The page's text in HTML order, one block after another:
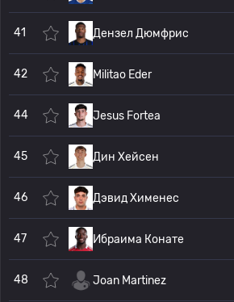
41 Дензел Дюмфрис
42 Militao Eder
44 Jesus Fortea
45 Дин Хейсен
46 Дэвид Хименес
47 Ибраима Конате
48 Joan Martinez